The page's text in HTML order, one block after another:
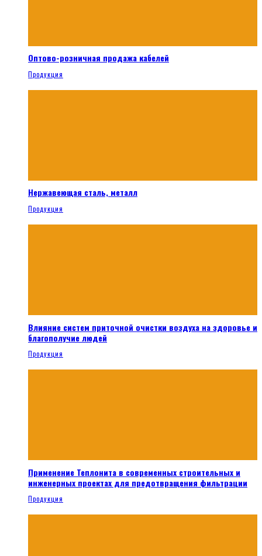
Оптово-розничная продажа кабелей
Продукция
Нержавеющая сталь, металл
Продукция
Влияние систем приточной очистки воздуха на здоровье и
благополучие людей
Продукция
Применение Теплонита в современных строительных и
инженерных проектах для предотвращения фильтрации
Продукция